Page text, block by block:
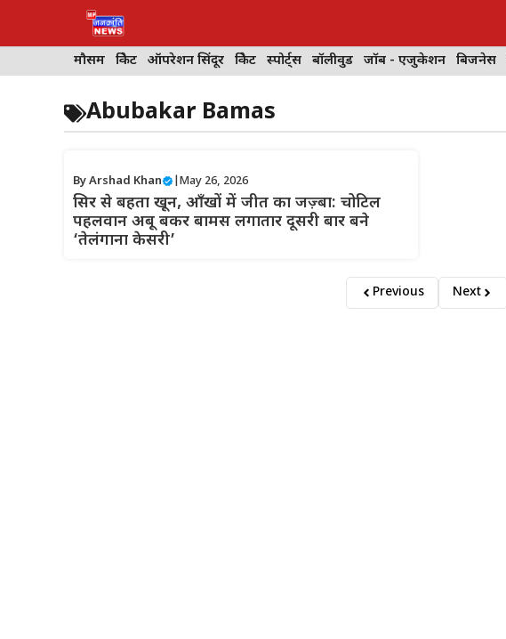
मौसम क्रिकेट ऑपरेशन सिंदूर क्रिकेट स्पोर्ट्स बॉलीवुड जॉब - एजुकेशन बिजनेस
Abubakar Bamas
ByArshad Khan May 26, 2026
सिर से बहता खून, आँखों में जीत का जज़्बा: चोटिल
पहलवान अबू बकर बामस लगातार दूसरी बार बने
‘तेलंगाना केसरी’
Previous Next